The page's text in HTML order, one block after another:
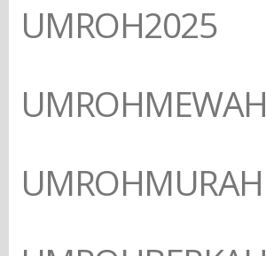
UMROH2025
UMROHMEWAH
UMROHMURAH